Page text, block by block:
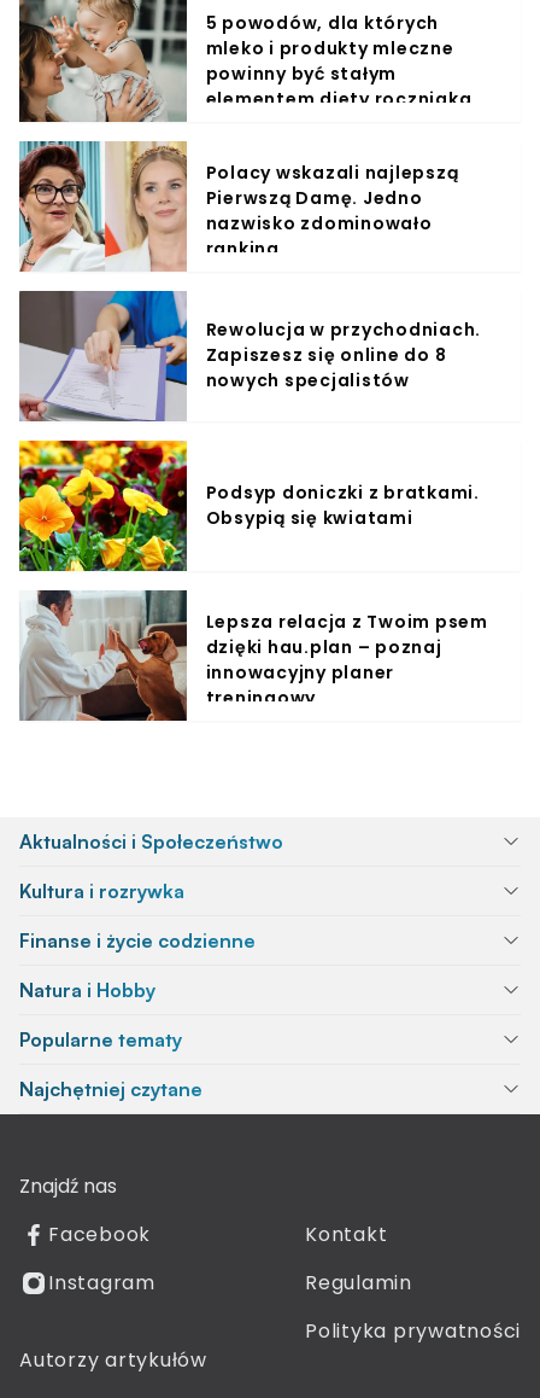
5 powodów, dla których
mleko i produkty mleczne
powinny być stałym
elementem diety roczniaka
Polacy wskazali najlepszą
Pierwszą Damę. Jedno
nazwisko zdominowało
ranking
Rewolucja w przychodniach.
Zapiszesz się online do 8
nowych specjalistów
Podsyp doniczki z bratkami.
Obsypią się kwiatami
Lepsza relacja z Twoim psem
dzięki hau.plan – poznaj
innowacyjny planer
treningowy
Aktualności i Społeczeństwo
Kultura i rozrywka
Finanse i życie codzienne
Natura i Hobby
Popularne tematy
Najchętniej czytane
Znajdź nas
Facebook
Instagram
Kontakt
Regulamin
Polityka prywatności
Autorzy artykułów